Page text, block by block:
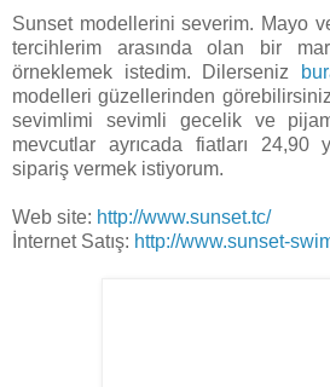
Sunset modellerini severim. Mayo
tercihlerim arasında olan bir
örneklemek istedim. Dilerseniz
modelleri güzellerinden
sevimlimi sevimli gecelik ve
mevcutlar ayrıcada fiatları
sipariş vermek istiyorum.
Web site: http://www.sunset.tc/
İnternet Satış: http://www.sunset-